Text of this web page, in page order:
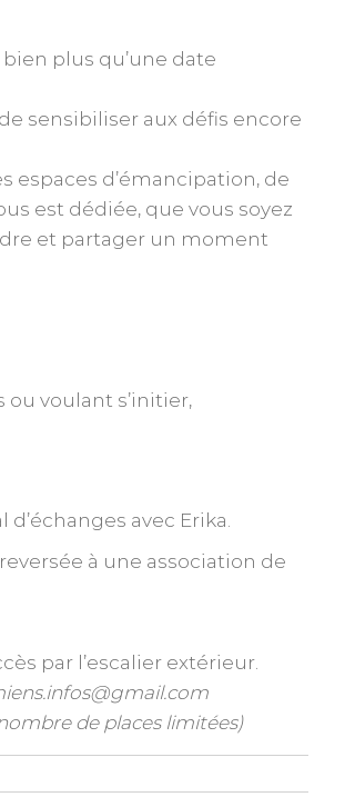
plus qu’une date
sensibiliser aux défis encore
espaces d’émancipation, de
est dédiée, que vous soyez
et partager un moment
voulant s’initier,
avec Erika.
à une association de
par l’escalier extérieur.
de places limitées)